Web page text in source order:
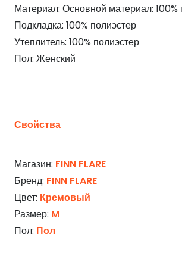
Материал: Основной материал: 100%
Подкладка: 100% полиэстер
Утеплитель: 100% полиэстер
Пол: Женский
Свойства
Магазин: FINN FLARE
Бренд: FINN FLARE
Цвет: Кремовый
Размер: M
Пол: Пол